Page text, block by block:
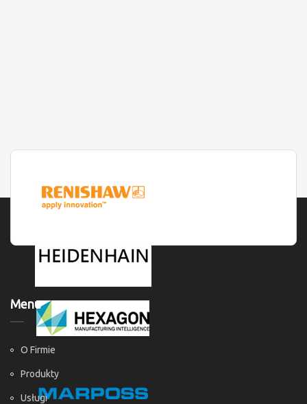
Menu
O Firmie
Produkty
Usługi